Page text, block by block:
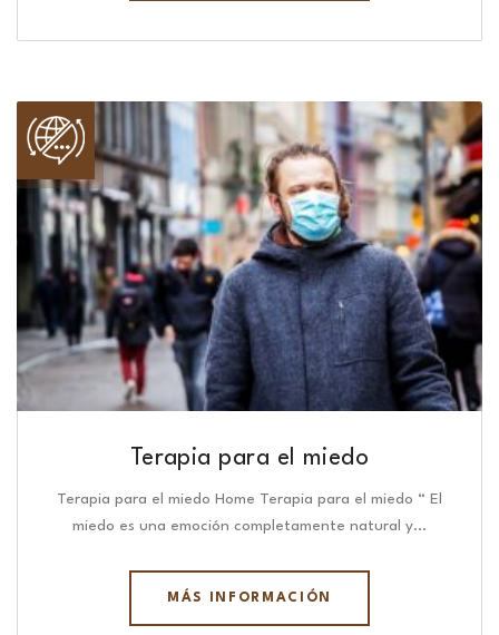
Terapia para el miedo
Terapia para el miedo Home Terapia para el miedo “ El
miedo es una emoción completamente natural y…
MÁS INFORMACIÓN